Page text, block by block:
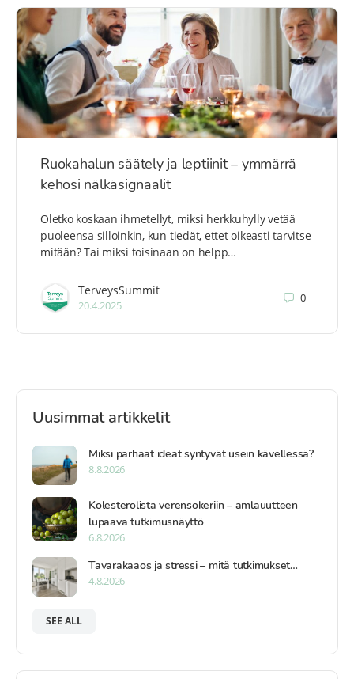
Ruokahalun säätely ja leptiinit – ymmärrä
kehosi nälkäsignaalit
Oletko koskaan ihmetellyt, miksi herkkuhylly vetää
puoleensa silloinkin, kun tiedät, ettet oikeasti tarvitse
mitään? Tai miksi toisinaan on helpp…
TerveysSummit
20.4.2025
0
Uusimmat artikkelit
Miksi parhaat ideat syntyvät usein kävellessä?
8.8.2026
Kolesterolista verensokeriin – amlauutteen
lupaava tutkimusnäyttö
6.8.2026
Tavarakaaos ja stressi – mitä tutkimukset…
4.8.2026
SEE ALL